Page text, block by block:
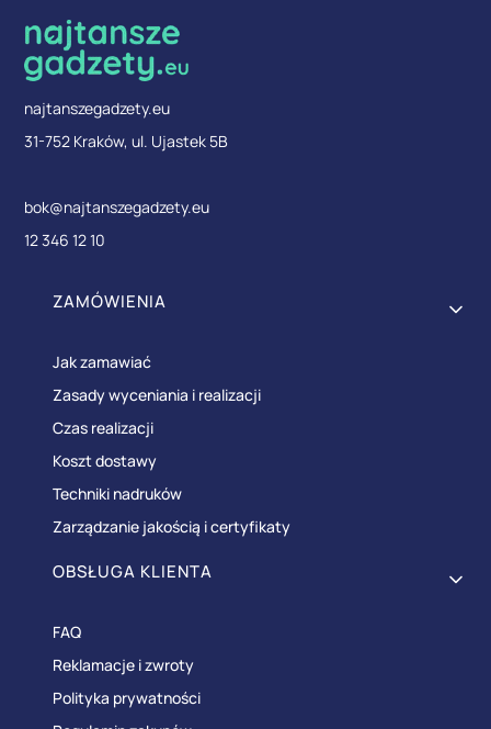
najtanszegadzety.eu
31-752 Kraków, ul. Ujastek 5B
bok@najtanszegadzety.eu
12 346 12 10
Linki w stopce
ZAMÓWIENIA
Jak zamawiać
Zasady wyceniania i realizacji
Czas realizacji
Koszt dostawy
Techniki nadruków
Zarządzanie jakością i certyfikaty
OBSŁUGA KLIENTA
FAQ
Reklamacje i zwroty
Polityka prywatności